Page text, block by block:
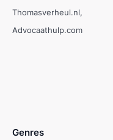
Thomasverheul.nl
Advocaathulp.com
Genres